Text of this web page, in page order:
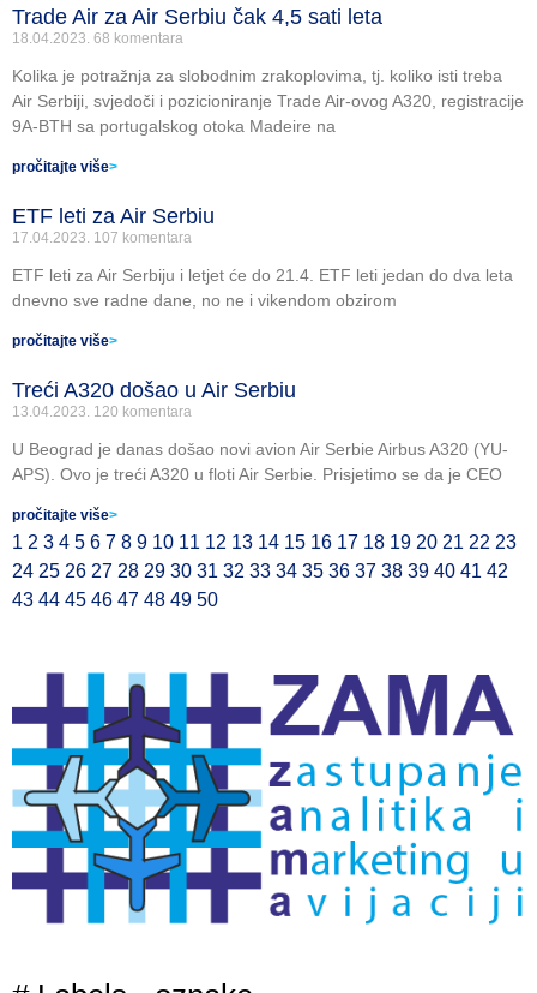
Trade Air za Air Serbiu čak 4,5 sati leta
18.04.2023. 68 komentara
Kolika je potražnja za slobodnim zrakoplovima, tj. koliko isti treba
Air Serbiji, svjedoči i pozicioniranje Trade Air-ovog A320, registracije
9A-BTH sa portugalskog otoka Madeire na
pročitajte više>
ETF leti za Air Serbiu
17.04.2023. 107 komentara
ETF leti za Air Serbiju i letjet će do 21.4. ETF leti jedan do dva leta
dnevno sve radne dane, no ne i vikendom obzirom
pročitajte više>
Treći A320 došao u Air Serbiu
13.04.2023. 120 komentara
U Beograd je danas došao novi avion Air Serbie Airbus A320 (YU-
APS). Ovo je treći A320 u floti Air Serbie. Prisjetimo se da je CEO
pročitajte više>
1 2 3 4 5 6 7 8 9 10 11 12 13 14 15 16 17 18 19 20 21 22 23
24 25 26 27 28 29 30 31 32 33 34 35 36 37 38 39 40 41 42
43 44 45 46 47 48 49 50